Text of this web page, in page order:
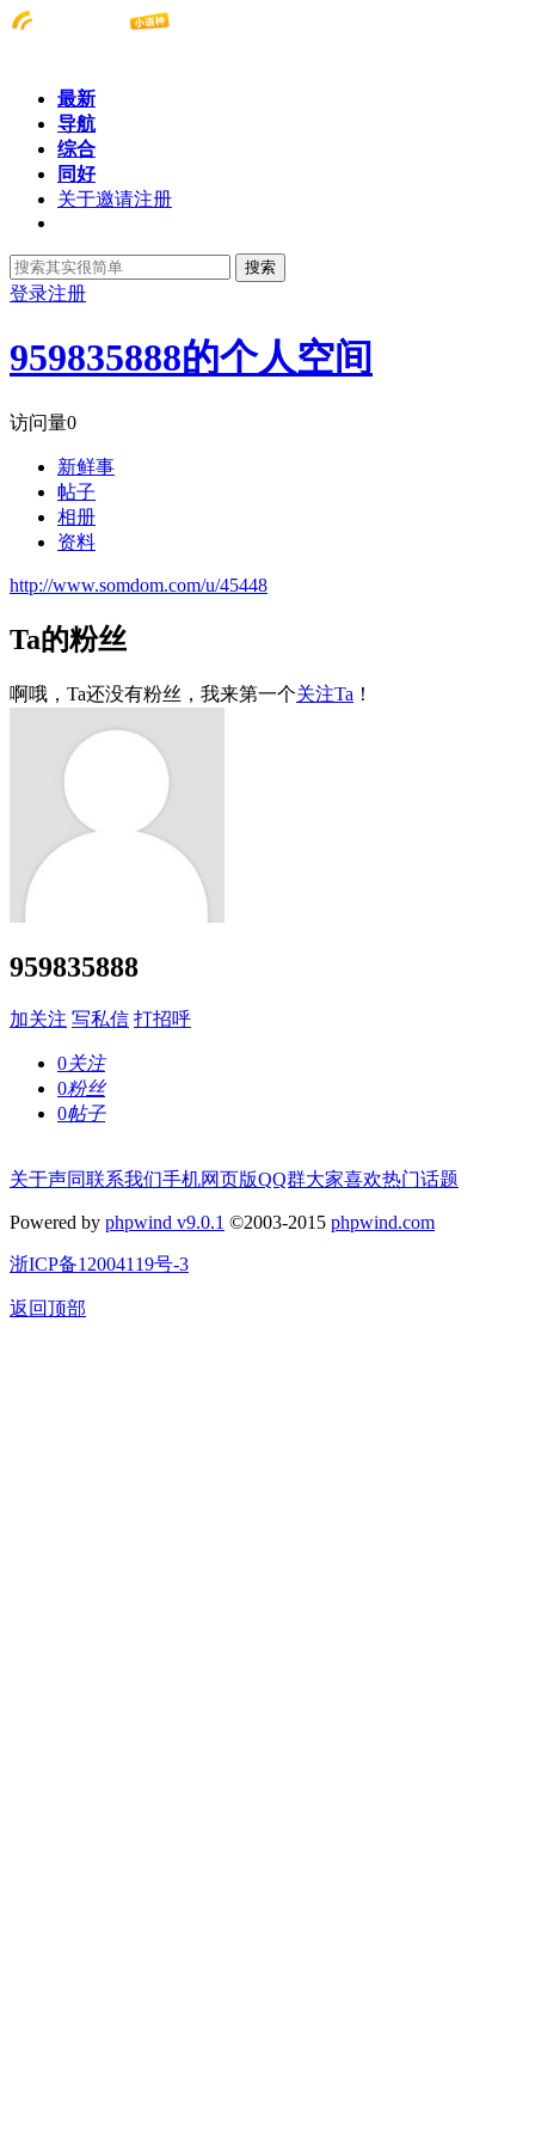
最新
导航
综合
同好
关于邀请注册
搜索
登录注册
959835888的个人空间
访问量0
新鲜事
帖子
相册
资料
http://www.somdom.com/u/45448
Ta的粉丝
啊哦，Ta还没有粉丝，我来第一个关注Ta ！
959835888
加关注 写私信 打招呼
0关注
0粉丝
0帖子
关于声同联系我们手机网页版QQ群大家喜欢热门话题
Powered by phpwind v9.0.1 ©2003-2015 phpwind.com
浙ICP备12004119号-3
返回顶部